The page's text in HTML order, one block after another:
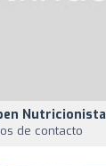
Nutricionista
de contacto